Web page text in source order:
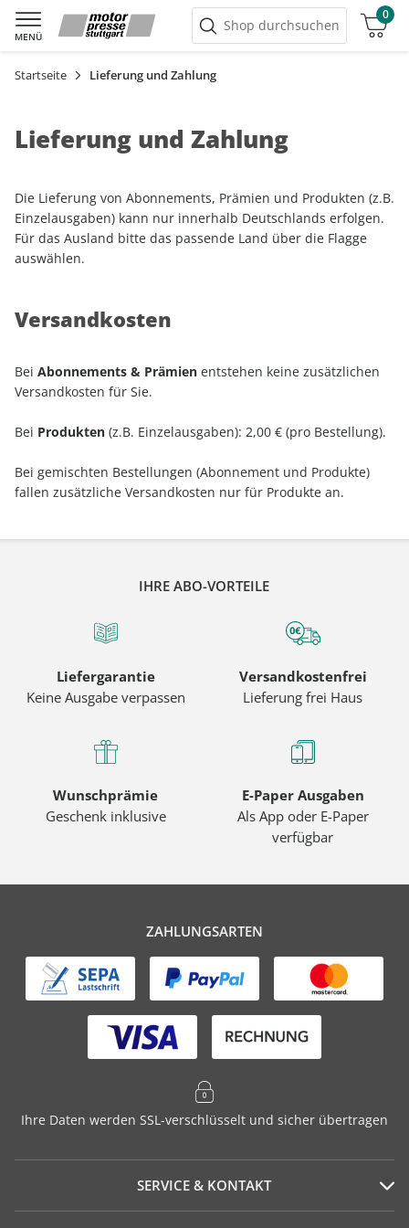
MENÜ
Shop durchsuchen
0
Warenkorb
Startseite Lieferung und Zahlung
Lieferung und Zahlung
Die Lieferung von Abonnements, Prämien und Produkten (z.B.
Einzelausgaben) kann nur innerhalb Deutschlands erfolgen.
Für das Ausland bitte das passende Land über die Flagge
auswählen.
Versandkosten
Bei Abonnements & Prämien entstehen keine zusätzlichen
Versandkosten für Sie.
Bei Produkten (z.B. Einzelausgaben): 2,00 € (pro Bestellung).
Bei gemischten Bestellungen (Abonnement und Produkte)
fallen zusätzliche Versandkosten nur für Produkte an.
IHRE ABO-VORTEILE
Liefergarantie
Keine Ausgabe verpassen
Versandkostenfrei
Lieferung frei Haus
Wunschprämie
Geschenk inklusive
E-Paper Ausgaben
Als App oder E-Paper
verfügbar
ZAHLUNGSARTEN
Ihre Daten werden SSL-verschlüsselt und sicher übertragen
SERVICE & KONTAKT